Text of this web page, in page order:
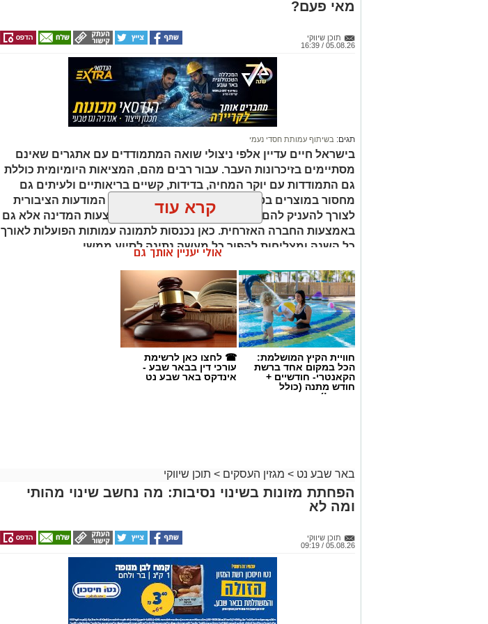
מאי פעם?
תוכן שיווקי
05.08.26 / 16:39
תגים: בשיתוף עמותת חסדי נעמי
בישראל חיים עדיין אלפי ניצולי שואה המתמודדים עם אתגרים שאינם
מסתיימים בזיכרונות העבר. עבור רבים מהם, המציאות היומיומית כוללת
גם התמודדות עם יוקר המחיה, בדידות, קשיים בריאותיים ולעיתים גם
מחסור במוצרים בסיסיים. בשנים האחרונות גוברת המודעות הציבורית
לצורך להעניק להם תמיכה רחבה יותר, לא רק באמצעות המדינה אלא גם
באמצעות החברה האזרחית. כאן נכנסות לתמונה עמותות הפועלות לאורך
כל השנה ומצליחות להפוך כל מעשה נתינה לסיוע ממשי.
תרומות לניצולי שואה אינן מסתכמות בהעברת מזון או כסף. הן יוצרות תחושת
ביטחון, מעניקות יחס אישי ומעבירות מסר ברור של הכרת תודה והערכה לאנשים
שעברו את אחד הפרקים הקשים ביותר בהיסטוריה האנושית. פעילותה של חסדי
נעמי מבוססת בדיוק על העיקרון הזה – הענקת סיוע מכבד, מקצועי ומתמשך,
המותאם לצרכים המשתנים של ניצולי השואה לאורך השנה.
באדיבות חסדי נעמי
קרא עוד
אולי יעניין אותך גם
חוויית הקיץ המושלמת:
הכל במקום אחד ברשת
הקאנטרי- חודשיים +
חודש מתנה (כולל
החגים!)
☎ לחצו כאן לרשימת
עורכי דין בבאר שבע -
אינדקס באר שבע נט
באר שבע נט > מגזין העסקים > תוכן שיווקי
הפחתת מזונות בשינוי נסיבות: מה נחשב שינוי מהותי
ומה לא
תוכן שיווקי
05.08.26 / 09:19